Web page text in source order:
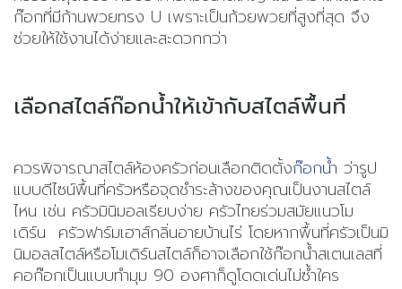
ก๊อกที่มีก้านพวยทรง U เพราะเป็นก้วยพวยที่สูงที่สุด จึง
ช่วยให้ใช้งานได้ง่ายและสะดวกกว่า
เลือกสไตล์ก๊อกน้ำให้เข้ากับสไตล์พื้นที่
ควรพิจารณาสไตล์ห้องครัวก่อนเลือกติดตั้งก๊อกน้ำ ว่ารูป
แบบดีไซน์พื้นที่ครัวหรือจุดชำระล้างของคุณเป็นงานสไตล์
ไหน เช่น ครัวมินิมอลเรียบง่าย ครัวไทยร่วมสมัยแนวโม
เดิร์น ครัวฟาร์มเฮาส์กลิ่นอายบ้านไร่ โดยหากพื้นที่ครัวเป็นมิ
นิมอลสไตล์หรือโมเดิร์นสไตล์ก็อาจเลือกใช้ก๊อกน้ำสเตนเลสที่
คอก๊อกเป็นแบบทำมุม 90 องศาก็ดูโดดเด่นไม่ซ้ำใคร